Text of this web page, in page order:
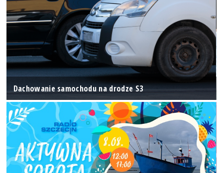
Dachowanie samochodu na drodze S3